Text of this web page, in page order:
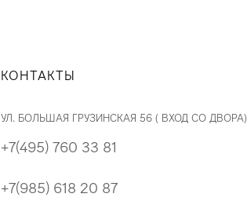
КОНТАКТЫ
УЛ. БОЛЬШАЯ ГРУЗИНСКАЯ 56 ( ВХОД СО ДВОРА)
+7(495) 760 33 81
+7(985) 618 20 87